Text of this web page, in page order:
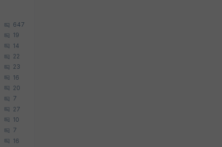
647
19
14
22
23
16
20
7
27
10
7
16